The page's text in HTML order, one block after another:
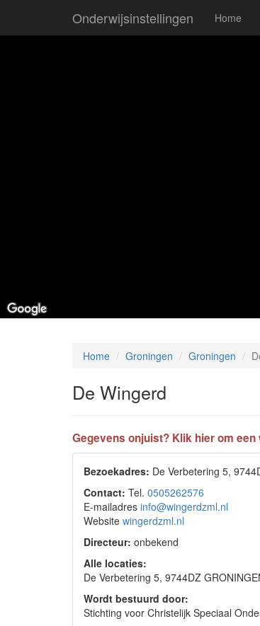
Onderwijsinstellingen Home
Home Groningen Groningen
De Wingerd
Gegevens onjuist? Klik hier om
Bezoekadres: De Verbetering 5,
Contact: Tel. 0505262576
E-mailadres info@wingerdzml.nl
Website wingerdzml.nl
Directeur: onbekend
Alle locaties:
De Verbetering 5, 9744DZ
Wordt bestuurd door:
Stichting voor Christelijk Speciaal